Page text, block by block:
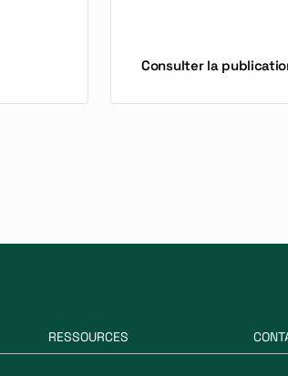
Consulter la
RESSOURCES